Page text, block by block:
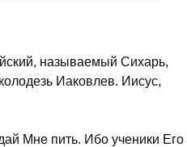
называемый Сихарь,
Иаковлев. Иисус,
Мне пить. Ибо ученики Его